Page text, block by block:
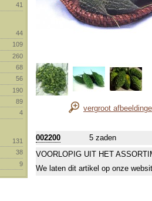
41
44
109
260
68
56
190
89
4
131
38
9
vergroot
002200
5 zaden
VOORLOPIG UIT HET
We laten dit artikel op onze